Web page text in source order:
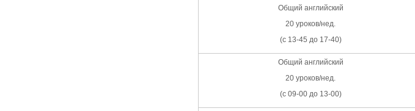
Общий английский
20 уроков/нед.
(с 13-45 до 17-40)
Общий английский
20 уроков/нед.
(с 09-00 до 13-00)